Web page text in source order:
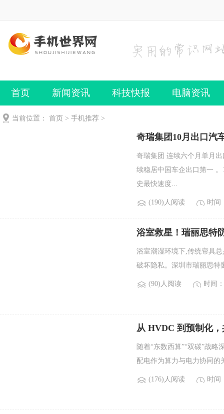
首页 新闻资讯 科技快报 电脑资讯
手机频道 手机技巧
当前位置： 首页 > 手机推荐 >
奇瑞集团10月出口汽
奇瑞集团 连续六个月单月
续稳居中国车企出口第一
史最快速度...
(190)人阅读 时间
浴室救星！瑞丽思特
浴室潮湿环境下,传统帘具
破坏隐私。深圳市瑞丽思特
(90)人阅读 时间
从 HVDC 到预制化
随着“东数西算”“双碳”战
配电作为算力与电力协同的
(176)人阅读 时间